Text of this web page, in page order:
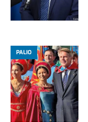
PALIO